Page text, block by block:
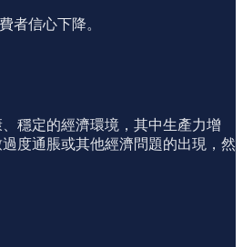
者信心下降。
穩定的經濟環境，其中生產力增
度通脹或其他經濟問題的出現，然